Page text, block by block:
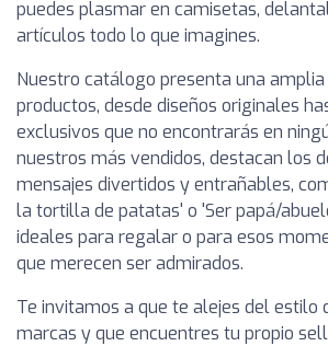
puedes plasmar en camisetas,
artículos todo lo que imagines.
Nuestro catálogo presenta una
productos, desde diseños originales
exclusivos que no encontrarás en
nuestros más vendidos, destacan los
mensajes divertidos y entrañables,
la tortilla de patatas' o 'Ser papá/
ideales para regalar o para esos
que merecen ser admirados.
Te invitamos a que te alejes del estilo
marcas y que encuentres tu propio